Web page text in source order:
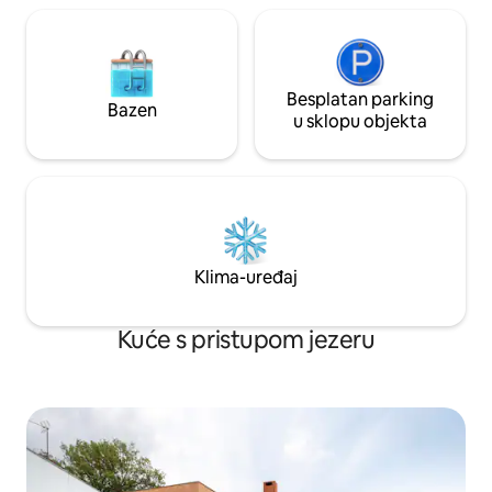
Bazen
Besplatan parking
u sklopu objekta
Klima-uređaj
Kuće s pristupom jezeru